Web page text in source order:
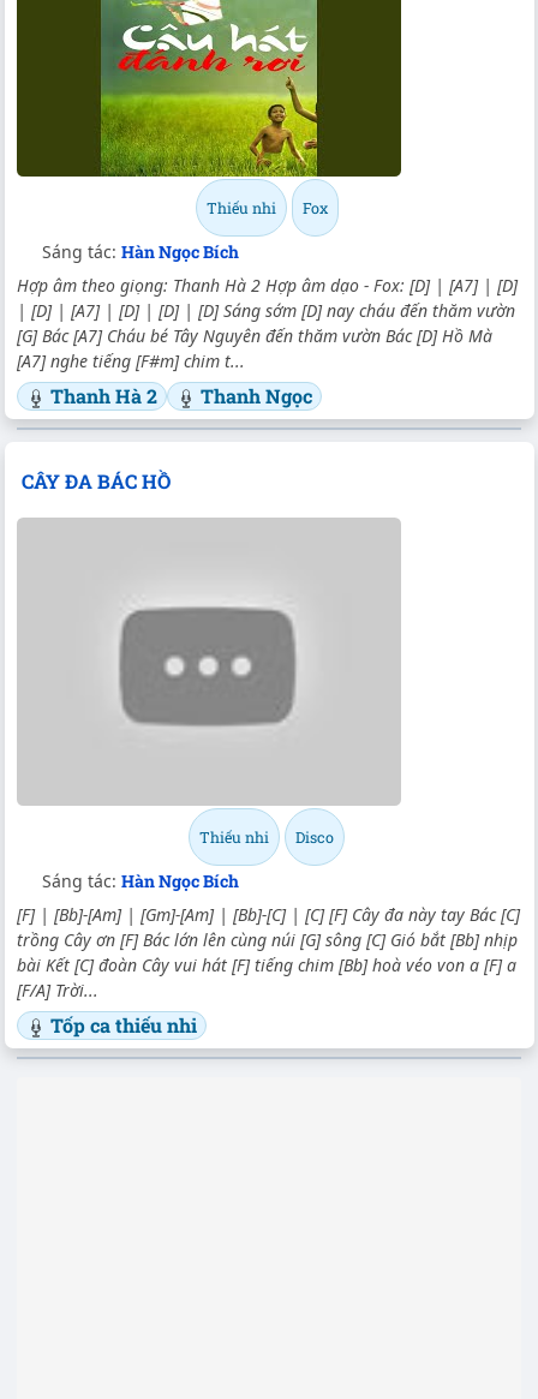
Thiếu nhi Fox
Sáng tác: Hàn Ngọc Bích
Hợp âm theo giọng: Thanh Hà 2 Hợp âm dạo - Fox: [D] | [A7] | [D]
| [D] | [A7] | [D] | [D] | [D] Sáng sớm [D] nay cháu đến thăm vườn
[G] Bác [A7] Cháu bé Tây Nguyên đến thăm vườn Bác [D] Hồ Mà
[A7] nghe tiếng [F#m] chim t...
Thanh Hà 2 Thanh Ngọc
CÂY ĐA BÁC HỒ
Thiếu nhi Disco
Sáng tác: Hàn Ngọc Bích
[F] | [Bb]-[Am] | [Gm]-[Am] | [Bb]-[C] | [C] [F] Cây đa này tay Bác [C]
trồng Cây ơn [F] Bác lớn lên cùng núi [G] sông [C] Gió bắt [Bb] nhịp
bài Kết [C] đoàn Cây vui hát [F] tiếng chim [Bb] hoà véo von a [F] a
[F/A] Trời...
Tốp ca thiếu nhi